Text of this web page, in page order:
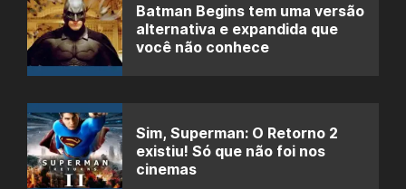
Batman Begins tem uma versão
alternativa e expandida que
você não conhece
Sim, Superman: O Retorno 2
existiu! Só que não foi nos
cinemas